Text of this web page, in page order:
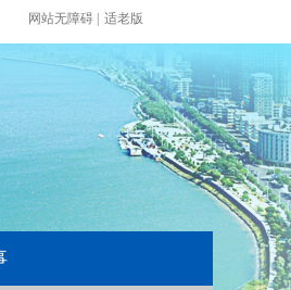
网站无障碍 适老版